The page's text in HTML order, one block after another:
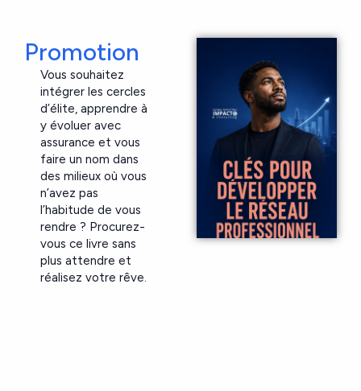
Promotion
Vous souhaitez
intégrer les cercles
d’élite, apprendre à
y évoluer avec
assurance et vous
faire un nom dans
des milieux où vous
n’avez pas
l’habitude de vous
rendre ? Procurez-
vous ce livre sans
plus attendre et
réalisez votre rêve.